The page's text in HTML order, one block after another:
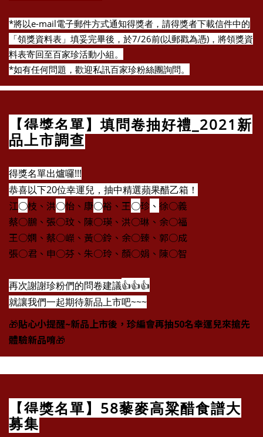
*將以e-mail電子郵件方式通知得獎者，請得獎者下載信件中的
「領獎資料表」填妥完畢後，於7/26前(以郵戳為憑)，將領獎資
料表寄回至百家珍活動小組。
*如有任何問題，歡迎私訊百家珍粉絲團詢問。
【得獎名單】填問卷抽好禮_2021新
品上市調查
得獎名單出爐囉!!!
恭喜以下20位幸運兒，抽中精選蘋果醋乙箱！
江○枝、洪○怡、康○裕、王○珍 、 徐○義
蔡○鵬、張○玟、陳○瑛、洪○琳、余○福
王○嫻、蔡○嶸、黃○鈴、余○臻、郭○成
張○君、申○芬、朱○玲、顏○娟、陳○智
再次謝謝珍粉們的問卷建議👍👍👍
就讓我們一起期待新品上市吧~~~
🎁貼心小提醒~新品上市後，珍編會再抽50名幸運兒來搶先
體驗新品唷🎁
【得獎名單】58藜麥高粱醋食譜大
募集